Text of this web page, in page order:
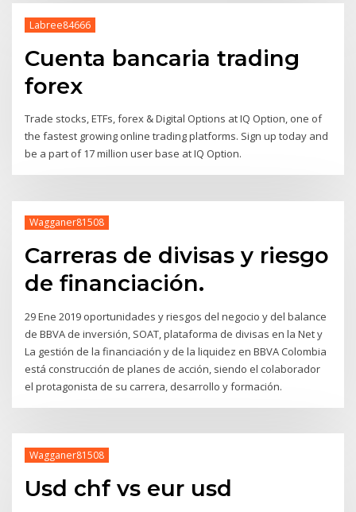
Labree84666
Cuenta bancaria trading
forex
Trade stocks, ETFs, forex & Digital Options at IQ Option, one of
the fastest growing online trading platforms. Sign up today and
be a part of 17 million user base at IQ Option.
Wagganer81508
Carreras de divisas y riesgo
de financiación.
29 Ene 2019 oportunidades y riesgos del negocio y del balance
de BBVA de inversión, SOAT, plataforma de divisas en la Net y
La gestión de la financiación y de la liquidez en BBVA Colombia
está construcción de planes de acción, siendo el colaborador
el protagonista de su carrera, desarrollo y formación.
Wagganer81508
Usd chf vs eur usd